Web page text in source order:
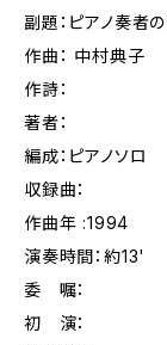
副題：ピアノ奏者
作曲： 中村典子
作詩：
著者：
編成：ピアノソロ
収録曲：
作曲年 :1994
演奏時間：約13'
委 嘱：
初 演：